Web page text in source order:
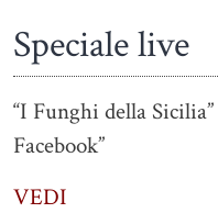
Speciale live
“I Funghi della
Facebook”
VEDI